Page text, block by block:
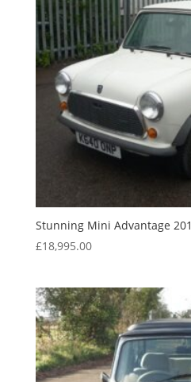
Stunning Mini Advantage
£18,995.00